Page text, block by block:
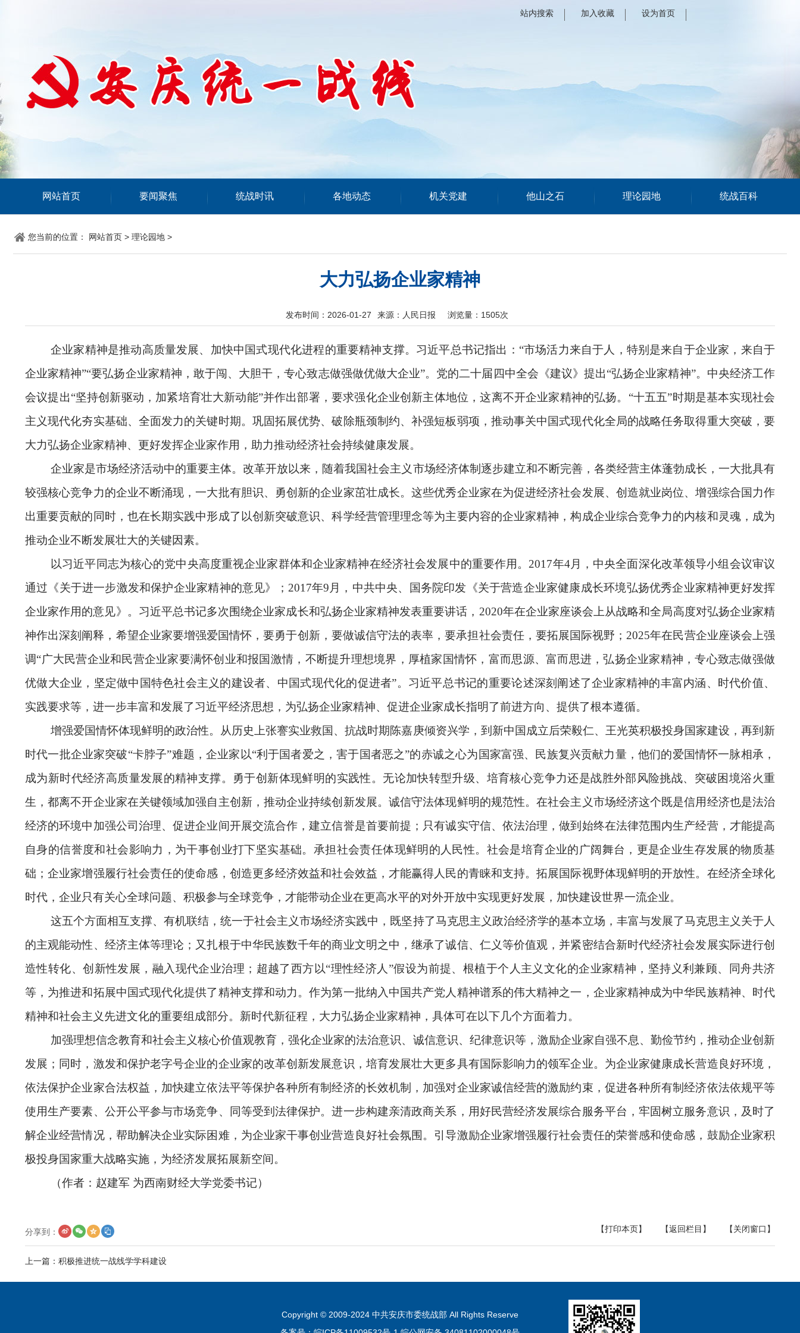
站内搜索 加入收藏 设为首页
网站首页 要闻聚焦 统战时讯 各地动态 机关党建 他山之石 理论园地 统战百科
您当前的位置： 网站首页 > 理论园地 >
大力弘扬企业家精神
发布时间：2026-01-27 来源：人民日报 浏览量： 1505次
企业家精神是推动高质量发展、加快中国式现代化进程的重要精神支撑。习近平总书记指出：“市场活力来自于人，特别是来自于企业家，来自于
企业家精神”“要弘扬企业家精神，敢于闯、大胆干，专心致志做强做优做大企业”。党的二十届四中全会《建议》提出“弘扬企业家精神”。中央经济工作
会议提出“坚持创新驱动，加紧培育壮大新动能”并作出部署，要求强化企业创新主体地位，这离不开企业家精神的弘扬。“十五五”时期是基本实现社会
主义现代化夯实基础、全面发力的关键时期。巩固拓展优势、破除瓶颈制约、补强短板弱项，推动事关中国式现代化全局的战略任务取得重大突破，要
大力弘扬企业家精神、更好发挥企业家作用，助力推动经济社会持续健康发展。
企业家是市场经济活动中的重要主体。改革开放以来，随着我国社会主义市场经济体制逐步建立和不断完善，各类经营主体蓬勃成长，一大批具有
较强核心竞争力的企业不断涌现，一大批有胆识、勇创新的企业家茁壮成长。这些优秀企业家在为促进经济社会发展、创造就业岗位、增强综合国力作
出重要贡献的同时，也在长期实践中形成了以创新突破意识、科学经营管理理念等为主要内容的企业家精神，构成企业综合竞争力的内核和灵魂，成为
推动企业不断发展壮大的关键因素。
以习近平同志为核心的党中央高度重视企业家群体和企业家精神在经济社会发展中的重要作用。2017年4月，中央全面深化改革领导小组会议审议
通过《关于进一步激发和保护企业家精神的意见》；2017年9月，中共中央、国务院印发《关于营造企业家健康成长环境弘扬优秀企业家精神更好发挥
企业家作用的意见》。习近平总书记多次围绕企业家成长和弘扬企业家精神发表重要讲话，2020年在企业家座谈会上从战略和全局高度对弘扬企业家精
神作出深刻阐释，希望企业家要增强爱国情怀，要勇于创新，要做诚信守法的表率，要承担社会责任，要拓展国际视野；2025年在民营企业座谈会上强
调“广大民营企业和民营企业家要满怀创业和报国激情，不断提升理想境界，厚植家国情怀，富而思源、富而思进，弘扬企业家精神，专心致志做强做
优做大企业，坚定做中国特色社会主义的建设者、中国式现代化的促进者”。习近平总书记的重要论述深刻阐述了企业家精神的丰富内涵、时代价值、
实践要求等，进一步丰富和发展了习近平经济思想，为弘扬企业家精神、促进企业家成长指明了前进方向、提供了根本遵循。
增强爱国情怀体现鲜明的政治性。从历史上张謇实业救国、抗战时期陈嘉庚倾资兴学，到新中国成立后荣毅仁、王光英积极投身国家建设，再到新
时代一批企业家突破“卡脖子”难题，企业家以“利于国者爱之，害于国者恶之”的赤诚之心为国家富强、民族复兴贡献力量，他们的爱国情怀一脉相承，
成为新时代经济高质量发展的精神支撑。勇于创新体现鲜明的实践性。无论加快转型升级、培育核心竞争力还是战胜外部风险挑战、突破困境浴火重
生，都离不开企业家在关键领域加强自主创新，推动企业持续创新发展。诚信守法体现鲜明的规范性。在社会主义市场经济这个既是信用经济也是法治
经济的环境中加强公司治理、促进企业间开展交流合作，建立信誉是首要前提；只有诚实守信、依法治理，做到始终在法律范围内生产经营，才能提高
自身的信誉度和社会影响力，为干事创业打下坚实基础。承担社会责任体现鲜明的人民性。社会是培育企业的广阔舞台，更是企业生存发展的物质基
础；企业家增强履行社会责任的使命感，创造更多经济效益和社会效益，才能赢得人民的青睐和支持。拓展国际视野体现鲜明的开放性。在经济全球化
时代，企业只有关心全球问题、积极参与全球竞争，才能带动企业在更高水平的对外开放中实现更好发展，加快建设世界一流企业。
这五个方面相互支撑、有机联结，统一于社会主义市场经济实践中，既坚持了马克思主义政治经济学的基本立场，丰富与发展了马克思主义关于人
的主观能动性、经济主体等理论；又扎根于中华民族数千年的商业文明之中，继承了诚信、仁义等价值观，并紧密结合新时代经济社会发展实际进行创
造性转化、创新性发展，融入现代企业治理；超越了西方以“理性经济人”假设为前提、根植于个人主义文化的企业家精神，坚持义利兼顾、同舟共济
等，为推进和拓展中国式现代化提供了精神支撑和动力。作为第一批纳入中国共产党人精神谱系的伟大精神之一，企业家精神成为中华民族精神、时代
精神和社会主义先进文化的重要组成部分。新时代新征程，大力弘扬企业家精神，具体可在以下几个方面着力。
加强理想信念教育和社会主义核心价值观教育，强化企业家的法治意识、诚信意识、纪律意识等，激励企业家自强不息、勤俭节约，推动企业创新
发展；同时，激发和保护老字号企业的企业家的改革创新发展意识，培育发展壮大更多具有国际影响力的领军企业。为企业家健康成长营造良好环境，
依法保护企业家合法权益，加快建立依法平等保护各种所有制经济的长效机制，加强对企业家诚信经营的激励约束，促进各种所有制经济依法依规平等
使用生产要素、公开公平参与市场竞争、同等受到法律保护。进一步构建亲清政商关系，用好民营经济发展综合服务平台，牢固树立服务意识，及时了
解企业经营情况，帮助解决企业实际困难，为企业家干事创业营造良好社会氛围。引导激励企业家增强履行社会责任的荣誉感和使命感，鼓励企业家积
极投身国家重大战略实施，为经济发展拓展新空间。
（作者：赵建军 为西南财经大学党委书记）
分享到： 【打印本页】 【返回栏目】 【关闭窗口】
上一篇： 积极推进统一战线学学科建设
Copyright © 2009-2024 中共安庆市委统战部 All Rights Reserve